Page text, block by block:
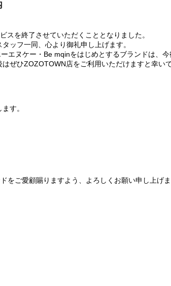
を終了させていただくこととなりました。
ッフ一同、心より御礼申し上げます。
ヌケー・Be mqinをはじめとするブランドは、
ぜひZOZOTOWN店をご利用いただけますと幸いで
す。
ご愛顧賜りますよう、よろしくお願い申し上げま